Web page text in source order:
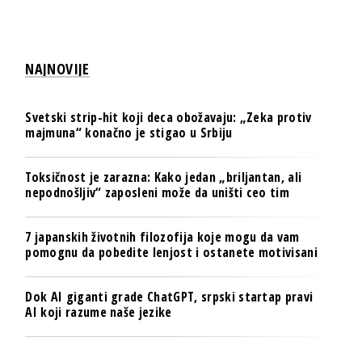
NAJNOVIJE
Svetski strip-hit koji deca obožavaju: „Zeka protiv
majmuna“ konačno je stigao u Srbiju
Toksičnost je zarazna: Kako jedan „briljantan, ali
nepodnošljiv“ zaposleni može da uništi ceo tim
7 japanskih životnih filozofija koje mogu da vam
pomognu da pobedite lenjost i ostanete motivisani
Dok AI giganti grade ChatGPT, srpski startap pravi
AI koji razume naše jezike